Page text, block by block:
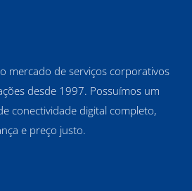
mercado de serviços corporativos
desde 1997. Possuímos um
conectividade digital completo,
e preço justo.